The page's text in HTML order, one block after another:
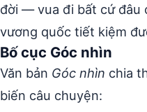
đời — vua đi bất cứ đâu
vương quốc tiết kiệm
Bố cục Góc nhìn
Văn bản Góc nhìn chia
biến câu chuyện: